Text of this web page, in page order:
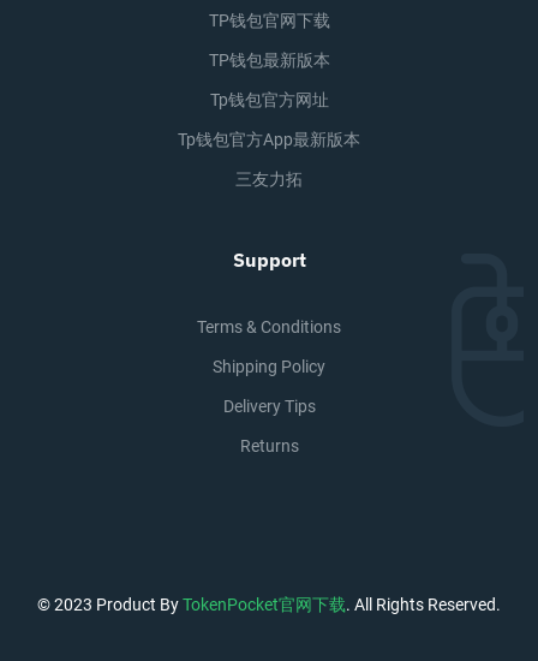
TP钱包官网下载
TP钱包最新版本
Tp钱包官方网址
Tp钱包官方app最新版本
三友力拓
Support
Terms & Conditions
Shipping Policy
Delivery Tips
Returns
© 2023 Product ByTokenPocket官网下载. All Rights Reserved.